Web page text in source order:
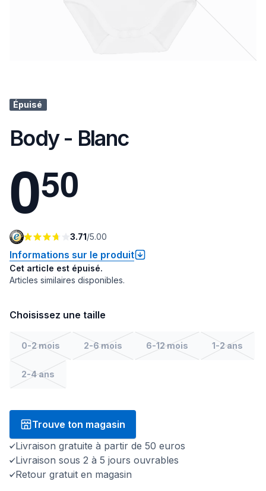
Épuisé
Body - Blanc
050
3.71/5.00
Informations sur le produit
Cet article est épuisé.
Articles similaires disponibles.
Choisissez une taille
0-2 mois 2-6 mois 6-12 mois 1-2 ans
2-4 ans
Trouve ton magasin
Livraison gratuite à partir de 50 euros
Livraison sous 2 à 5 jours ouvrables
Retour gratuit en magasin